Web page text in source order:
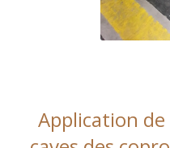
Application